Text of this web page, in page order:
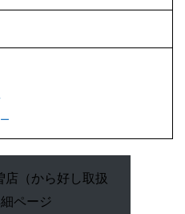
店（から好し取扱
ページ